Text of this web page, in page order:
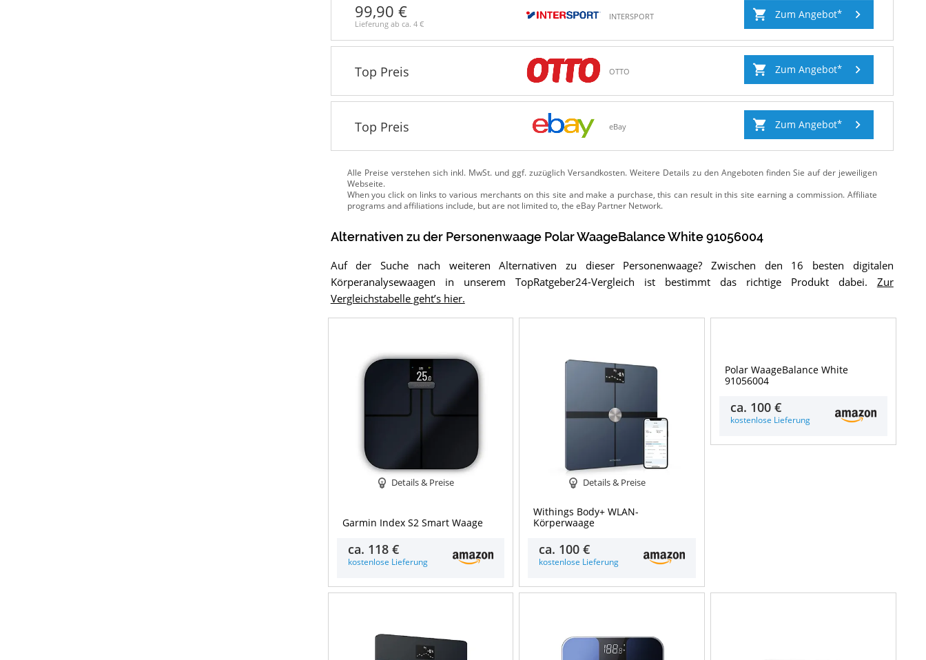
99,90 €
Lieferung ab ca. 4 €
INTERSPORT Zum Angebot
Top Preis OTTO Zum Angebot
Top Preis eBay Zum Angebot
Alle Preise verstehen sich inkl. MwSt. und ggf. zuzüglich Versandkosten. Weitere Details zu den Angebotenfinden Sie auf der jeweiligen
Webseite.
Alternativen zu der Personenwaage Polar WaageBalance White 91056004
Auf der Suche nach weiteren Alternativen zu dieser Personenwaage? Zwischen den 16 besten digitalen
Körperanalysewaagen in unserem TopRatgeber24-Vergleich ist bestimmt das richtige Produkt dabei. Zur
Vergleichstabelle geht’s hier.
Details & Preise
Garmin Index S2 Smart Waage
ca. 118 €
kostenlose Lieferung
Details & Preise
Withings Body+ WLAN-
Körperwaage
ca. 100 €
kostenlose Lieferung
Polar WaageBalance White
91056004
ca. 100 €
kostenlose Lieferung